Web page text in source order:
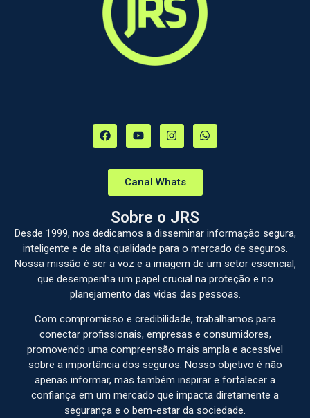
Canal Whats
Sobre o JRS
Desde 1999, nos dedicamos a disseminar informação segura,
inteligente e de alta qualidade para o mercado de seguros.
Nossa missão é ser a voz e a imagem de um setor essencial,
que desempenha um papel crucial na proteção e no
planejamento das vidas das pessoas.
Com compromisso e credibilidade, trabalhamos para
conectar profissionais, empresas e consumidores,
promovendo uma compreensão mais ampla e acessível
sobre a importância dos seguros. Nosso objetivo é não
apenas informar, mas também inspirar e fortalecer a
confiança em um mercado que impacta diretamente a
segurança e o bem-estar da sociedade.